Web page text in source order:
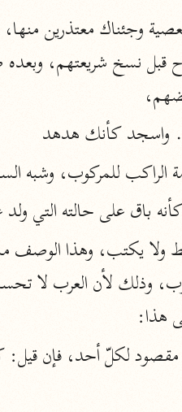
التسهيل
ابن جُزَيّ (٧٤١
موسوعات
روح
الآلوسي (١٢٧٠ هـ)
نحو ٢٨ مجلدًا
واسجد كأنك هدهد
الراكب للمركوب، وشبه
باق على حالته التي ولد
هذا: